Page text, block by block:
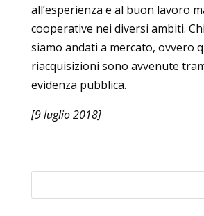
all’esperienza e al buon lavoro
cooperative nei diversi ambiti.
siamo andati a mercato, ovvero
riacquisizioni sono avvenute
evidenza pubblica.
[9 luglio 2018]